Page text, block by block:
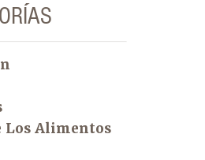
Los Alimentos